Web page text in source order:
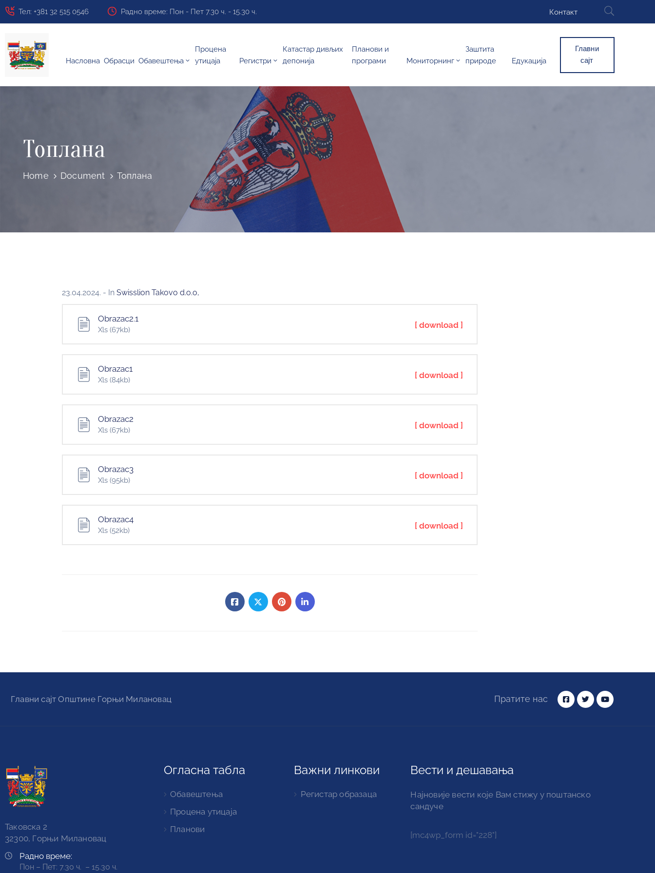
Тел: +381 32 515 0546 Радно време: Пон - Пет 7.30 ч. - 15.30 ч. Контакт
Насловна Обрасци Обавештења
Процена
утицаја
Регистри
Катастар дивљих
депонија
Планови и
програми
Мониторнинг
Заштита
природе
Едукација
Главни
сајт
Топлана
Home Document Топлана
23.04.2024. - In Swisslion Takovo d.o.o,
Obrazac2.1
Xls (67kb) [ download ]
Obrazac1
Xls (84kb) [ download ]
Obrazac2
Xls (67kb) [ download ]
Obrazac3
Xls (95kb) [ download ]
Obrazac4
Xls (52kb) [ download ]
Главни сајт Oпштине Горњи Милановац Пратите нас
Таковска 2
32300, Горњи Милановац
Радно време:
Пон – Пет: 7.30 ч. – 15.30 ч.
Огласна табла
Обавештења
Процена утицаја
Планови
Важни линкови
Регистар образаца
Вести и дешавања
Најновије вести које Вам стижу у поштанско
сандуче
[mc4wp_form id="228"]